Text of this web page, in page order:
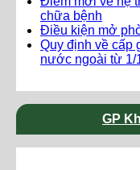
chữa bệnh
Điều kiện mở
Quy định về cấp
nước ngoài từ 1/
GP